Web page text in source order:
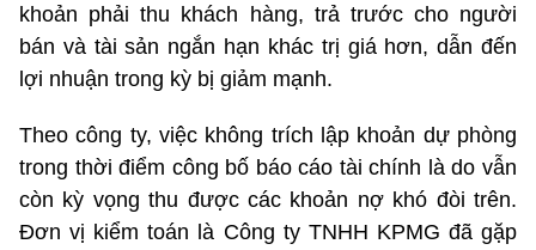
khoản phải thu khách hàng, trả trước cho người
bán và tài sản ngắn hạn khác trị giá hơn, dẫn đến
lợi nhuận trong kỳ bị giảm mạnh.
Theo công ty, việc không trích lập khoản dự phòng
trong thời điểm công bố báo cáo tài chính là do vẫn
còn kỳ vọng thu được các khoản nợ khó đòi trên.
Đơn vị kiểm toán là Công ty TNHH KPMG đã gặp